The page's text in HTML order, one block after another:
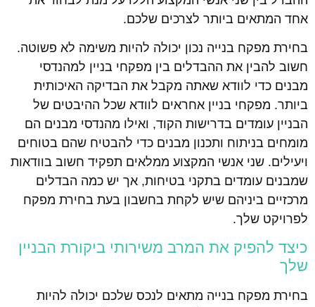
אחד המתאים ביותר לצרכים שלכם.
בחירת מפקח בנייה נכון יכולה להיות משימה לא פשוטה.
חשוב להבין את ההבדלים בין מפקחי בניין למהנדסי
מבנים כדי לוודא שאתה מקבל את הבדיקה האיכותית
ביותר. מפקחי בניין אחראים לוודא שכל ההיבטים של
הבניין עומדים בדרישות הקוד, ואילו מהנדסי מבנים הם
מומחים בניתוח ותכנון מבנים כדי להבטיח שהם בטוחים
ויעילים. שני אנשי המקצוע ממלאים תפקיד חשוב בוודאות
שמבנים עומדים בתקני בטיחות, אך יש כמה הבדלים
מרכזיים ביניהם שיש לקחת בחשבון בעת בחירת מפקח
לפרויקט שלך.
כיצד להפיק את המרב משירותי ביקורת הבניין
שלך
בחירת מפקח בנייה מתאים לנכס שלכם יכולה להיות